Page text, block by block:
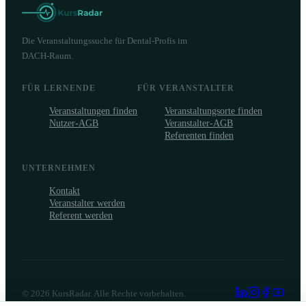
Die Veranstaltungssuche für Dental-Profis im
DACH-Raum.
FÜR LERNENDE
Veranstaltungen finden
Nutzer-AGB
FÜR VERANSTALTER
Veranstaltungsorte finden
Veranstalter-AGB
Referenten finden
UNTERNEHMEN
Kontakt
Veranstalter werden
Referent werden
© 2026 KursRadar. Alle Rechte vorbehalten.